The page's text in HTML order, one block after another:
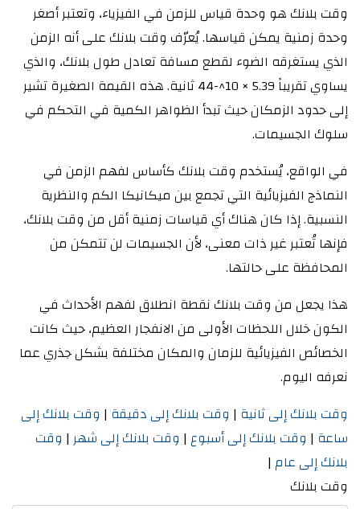
وقت بلانك هو وحدة قياس للزمن في الفيزياء، وتعتبر أصغر
وحدة زمنية يمكن قياسها. يُعرّف وقت بلانك على أنه الزمن
الذي يستغرقه الضوء لقطع مسافة تعادل طول بلانك، والذي
يساوي تقريباً 5.39 × 10^-44 ثانية. هذه القيمة الصغيرة تشير
إلى حدود الزمكان حيث تبدأ الظواهر الكمية في التحكم في
سلوك الجسيمات.
في الواقع، يُستخدم وقت بلانك كأساس لفهم الزمن في
النماذج الفيزيائية التي تجمع بين ميكانيكا الكم والنظرية
النسبية. إذا كان هناك أي قياسات زمنية أقل من وقت بلانك،
فإنها تُعتبر غير ذات معنى، لأن الجسيمات لن تتمكن من
المحافظة على حالتها.
هذا يجعل من وقت بلانك نقطة انطلاق لفهم الأحداث في
الكون خلال اللحظات الأولى من الانفجار العظيم، حيث كانت
الخصائص الفيزيائية للزمان والمكان مختلفة بشكل جذري عما
نعرفه اليوم.
وقت بلانك إلى ثانية | وقت بلانك إلى دقيقة | وقت بلانك إلى
ساعة | وقت بلانك إلى أسبوع | وقت بلانك إلى شهر | وقت
بلانك إلى عام |
وقت بلانك